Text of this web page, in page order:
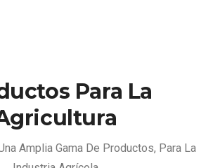
Para La
Amplia Gama De Productos, Para La